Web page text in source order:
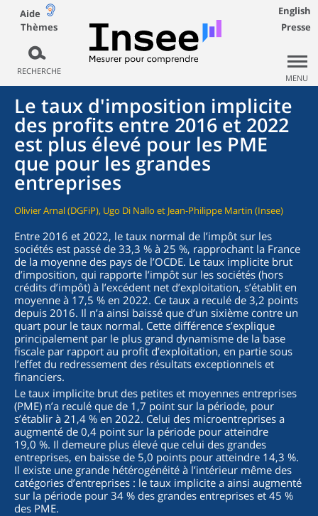
Aide
Thèmes
RECHERCHE
English
Presse
MENU
Le taux d'imposition implicite
des profits entre 2016 et 2022
est plus élevé pour les PME
que pour les grandes
entreprises
Olivier Arnal (DGFiP), Ugo Di Nallo et Jean-Philippe Martin (Insee)
Entre 2016 et 2022, le taux normal de l’impôt sur les
sociétés est passé de 33,3 % à 25 %, rapprochant la France
de la moyenne des pays de l’OCDE. Le taux implicite brut
d’imposition, qui rapporte l’impôt sur les sociétés (hors
crédits d’impôt) à l’excédent net d’exploitation, s’établit en
moyenne à 17,5 % en 2022. Ce taux a reculé de 3,2 points
depuis 2016. Il n’a ainsi baissé que d’un sixième contre un
quart pour le taux normal. Cette différence s’explique
principalement par le plus grand dynamisme de la base
fiscale par rapport au profit d’exploitation, en partie sous
l’effet du redressement des résultats exceptionnels et
financiers.
Le taux implicite brut des petites et moyennes entreprises
(PME) n’a reculé que de 1,7 point sur la période, pour
s’établir à 21,4 % en 2022. Celui des microentreprises a
augmenté de 0,4 point sur la période pour atteindre
19,0 %. Il demeure plus élevé que celui des grandes
entreprises, en baisse de 5,0 points pour atteindre 14,3 %.
Il existe une grande hétérogénéité à l’intérieur même des
catégories d’entreprises : le taux implicite a ainsi augmenté
sur la période pour 34 % des grandes entreprises et 45 %
des PME.